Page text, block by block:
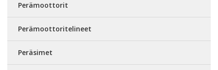
Perämoottorit
Perämoottoritelineet
Peräsimet